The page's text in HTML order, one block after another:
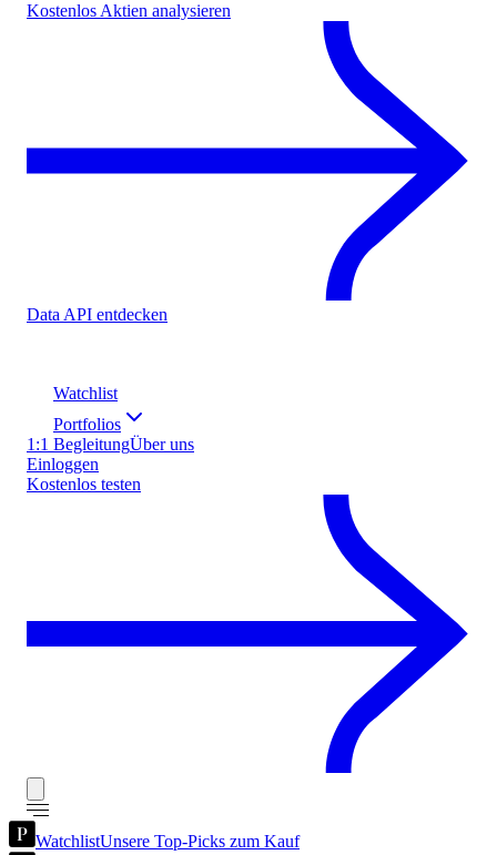
Kostenlos Aktien analysieren
Data API entdecken
Watchlist
Portfolios
1:1 BegleitungÜber uns
Einloggen
Kostenlos testen
WatchlistUnsere Top-Picks zum Kauf